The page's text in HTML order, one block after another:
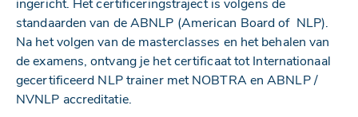
ingericht. Het certificeringstraject is volgens de
standaarden van de ABNLP (American Board of NLP).
Na het volgen van de masterclasses en het behalen van
de examens, ontvang je het certificaat tot Internationaal
gecertificeerd NLP trainer met NOBTRA en ABNLP /
NVNLP accreditatie.